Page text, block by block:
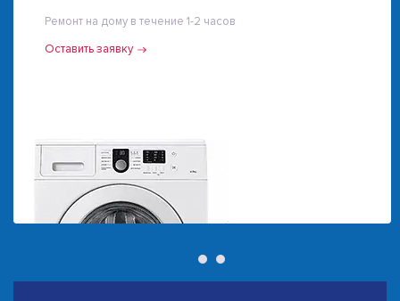
Ремонт на дому в течение 1-2 часов
Оставить заявку